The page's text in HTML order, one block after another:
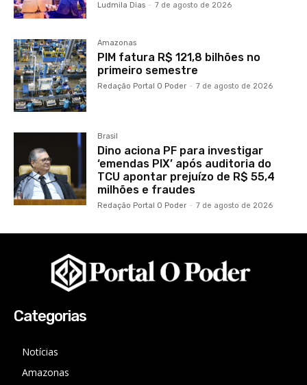
Ludmila Dias - 7 de agosto de 2026
Amazonas
PIM fatura R$ 121,8 bilhões no
primeiro semestre
Redação Portal O Poder - 7 de agosto de 2026
Brasil
Dino aciona PF para investigar
‘emendas PIX’ após auditoria do
TCU apontar prejuízo de R$ 55,4
milhões e fraudes
Redação Portal O Poder - 7 de agosto de 2026
Categorias
Notícias
Amazonas